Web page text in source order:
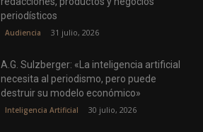
periodísticos
Audiencia 31 julio, 2026
A.G. Sulzberger: «La inteligencia artificial
necesita al periodismo, pero puede
destruir su modelo económico»
Inteligencia Artificial 30 julio, 2026